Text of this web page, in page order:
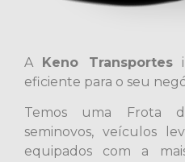
A Keno Transportes
eficiente para o seu
Temos uma Frota
seminovos, veículos
equipados com a